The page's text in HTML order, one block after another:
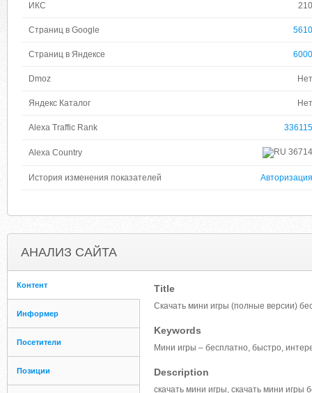
ИКС 210
Страниц в Google 5610
Страниц в Яндексе 6000
Dmoz Нет
Яндекс Каталог Нет
Alexa Traffic Rank 336115
Alexa Country 36714
История изменения показателей Авторизация
АНАЛИЗ САЙТА
Контент
Информер
Посетители
Позиции
Title
Скачать мини игры (полные версии)
Keywords
Мини игры – бесплатно, быстро,
Description
скачать мини игры, скачать мини игры